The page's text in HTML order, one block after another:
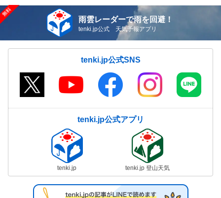
雨雲レーダーで雨を回避！
tenki.jp公式 天気予報アプリ
tenki.jp公式SNS
tenki.jp公式アプリ
tenki.jp tenki.jp 登山天気